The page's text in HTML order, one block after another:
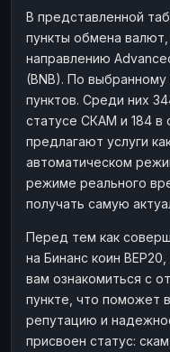
Наличные
В представленной
пункты обмена
направлению
(BNB). По
пунктов. Среди них
статусе СКАМ и 184 в
предлагают услуги
автоматическом
режиме реального
получать самую
Перед тем как
на Бинанс коин
вам ознакомиться с
пункте, что поможет
репутацию и
присвоен статус: